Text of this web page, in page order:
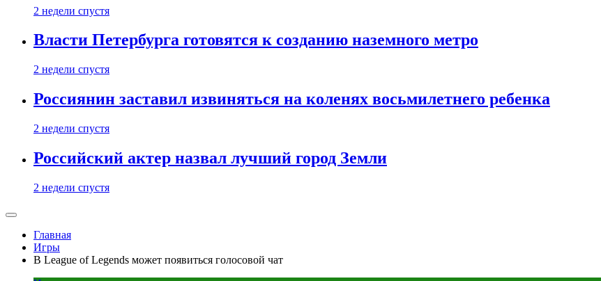
2 недели спустя
Власти Петербурга готовятся к созданию наземного метро
2 недели спустя
Россиянин заставил извиняться на коленях восьмилетнего ребенка
2 недели спустя
Российский актер назвал лучший город Земли
2 недели спустя
Главная
Игры
В League of Legends может появиться голосовой чат